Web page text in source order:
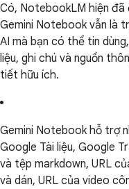
Có, NotebookLM hiện
Gemini Notebook vẫn là
AI mà bạn có thể tin
liệu, ghi chú và nguồn
tiết hữu ích.
Gemini Notebook hỗ trợ
Google Tài liệu, Google
và tệp markdown, URL
và dán, URL của video